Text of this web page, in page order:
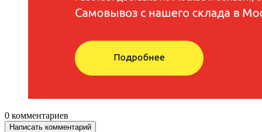
0 комментариев
Написать комментарий